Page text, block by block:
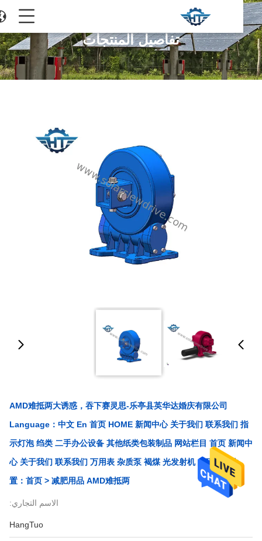
تفاصيل المنتجات
AMD难抵两大诱惑，吞下赛灵思-乐亭县英华达婚庆有限公司
Language：中文 En 首页 HOME 新闻中心 关于我们 联系我们 指
示灯泡 绉类 二手办公设备 其他纸类包装制品 网站栏目 首页 新闻中
心 关于我们 联系我们 万用表 杂质泵 褐煤 光发射机 您现在的位
置：首页 > 减肥用品 AMD难抵两
الاسم التجاري:
HangTuo